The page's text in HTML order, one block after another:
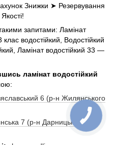
Знижки ➤ Резервування
запитами: Ламінат
водостійкий, Водостійкий
Ламінат водостійкий 33 —
ламінат водостійкий
6 (р-н Жилянського
7 (р-н Дарницького